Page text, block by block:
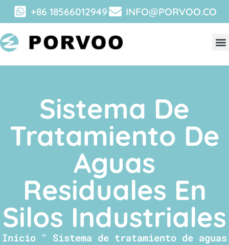
+86 18566012949 INFO@PORVOO.CO
Sistema De
Tratamiento De
Aguas
Residuales En
Silos Industriales
Inicio " Sistema de tratamiento de aguas